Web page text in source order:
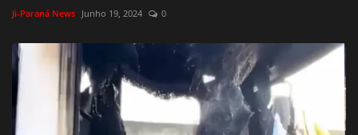
Ji-Paraná News Junho 19, 2024 0